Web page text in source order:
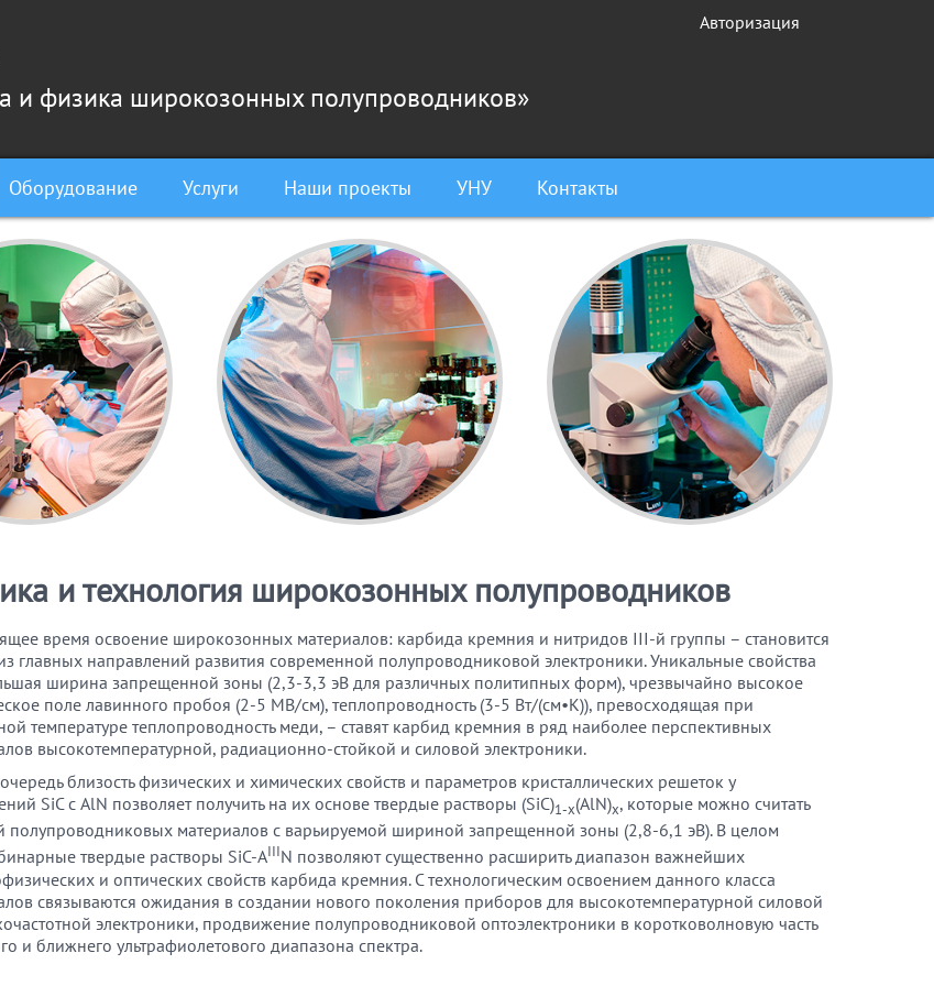
Авторизация
и физика широкозонных полупроводников»
Оборудование Услуги Наши проекты УНУ Контакты
и технология широкозонных полупроводников
время освоение широкозонных материалов: карбида кремния и нитридов III-й группы – становится
главных направлений развития современной полупроводниковой электроники. Уникальные свойства
ширина запрещенной зоны (2,3-3,3 эВ для различных политипных форм), чрезвычайно высокое
поле лавинного пробоя (2-5 МВ/см), теплопроводность (3-5 Вт/(см•К)), превосходящая при
температуре теплопроводность меди, – ставят карбид кремния в ряд наиболее перспективных
высокотемпературной, радиационно-стойкой и силовой электроники.
близость физических и химических свойств и параметров кристаллических решеток у
SiC с AlN позволяет получить на их основе твердые растворы (SiC)1-x(AlN)x, которые можно считать
полупроводниковых материалов с варьируемой шириной запрещенной зоны (2,8-6,1 эВ). В целом
твердые растворы SiC-AIIIN позволяют существенно расширить диапазон важнейших
и оптических свойств карбида кремния. C технологическим освоением данного класса
связываются ожидания в создании нового поколения приборов для высокотемпературной силовой
электроники, продвижение полупроводниковой оптоэлектроники в коротковолновую часть
и ближнего ультрафиолетового диапазона спектра.